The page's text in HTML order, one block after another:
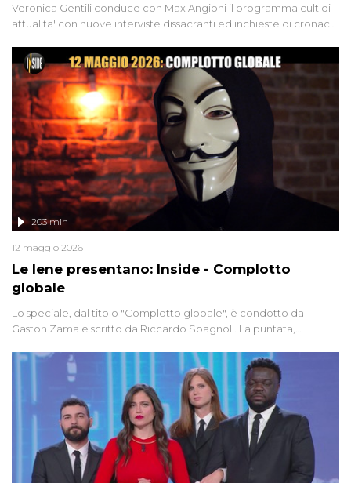
Veronica Gentili conduce con Max Angioni il programma cult di
attualita' con nuove interviste dissacranti ed inchieste di cronaca
Le Iene presentano: Inside - Complotto
globale
203 min
12 maggio 2026
Lo speciale, dal titolo "Complotto globale", è condotto da
Gaston Zama e scritto da Riccardo Spagnoli. La puntata,
racconta l'universo delle narrazioni alternative, dei sospetti
globali e del complottismo che negli ultimi anni hanno invaso
social network, talk show, piazze digitali e immaginario collettivo.